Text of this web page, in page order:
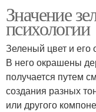
Значение
психологии
Зеленый цвет и его
В него окрашены
получается путем
создания разных
или другого